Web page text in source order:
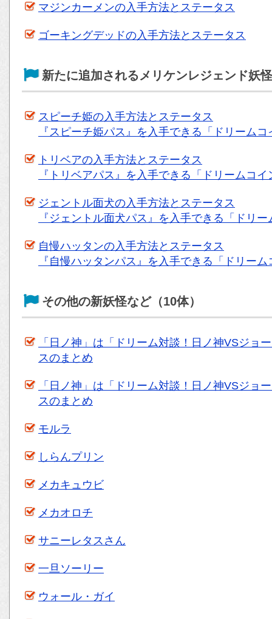
マジンカーメンの入手方法とステータス
ゴーキングデッドの入手方法とステータス
新たに追加されるメリケンレジェンド妖
スピーチ姫の入手方法とステータス
『スピーチ姫パス』を入手できる「ドリーム
トリベアの入手方法とステータス
『トリベアパス』を入手できる「ドリームコ
ジェントル面犬の入手方法とステータス
『ジェントル面犬パス』を入手できる「ドリ
自慢ハッタンの入手方法とステータス
『自慢ハッタンパス』を入手できる「ドリー
その他の新妖怪など（10体）
「日ノ神」は「ドリーム対談！日ノ神VSジョ
スのまとめ
「日ノ神」は「ドリーム対談！日ノ神VSジョ
スのまとめ
モルラ
しらんプリン
メカキュウビ
メカオロチ
サニーレタスさん
一旦ソーリー
ウォール・ガイ